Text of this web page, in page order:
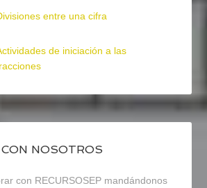
entre una cifra
de iniciación a las
NOSOTROS
con RECURSOSEP mandándonos